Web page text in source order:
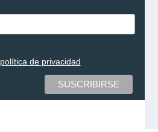
política de privacidad